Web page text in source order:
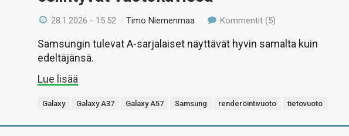
28.1.2026 - 15:52 /Timo Niemenmaa Kommentit (5)
Samsungin tulevat A-sarjalaiset näyttävät hyvin samalta kuin
edeltäjänsä.
Lue lisää
Galaxy Galaxy A37 Galaxy A57 Samsung renderöintivuoto tietovuoto